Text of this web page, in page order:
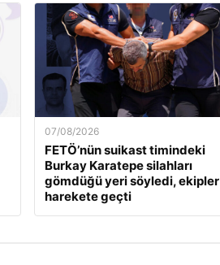
07/08/2026
FETÖ’nün suikast timindeki
Burkay Karatepe silahları
gömdüğü yeri söyledi, ekipler
harekete geçti